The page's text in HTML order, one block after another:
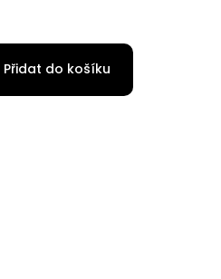
Přidat do košíku